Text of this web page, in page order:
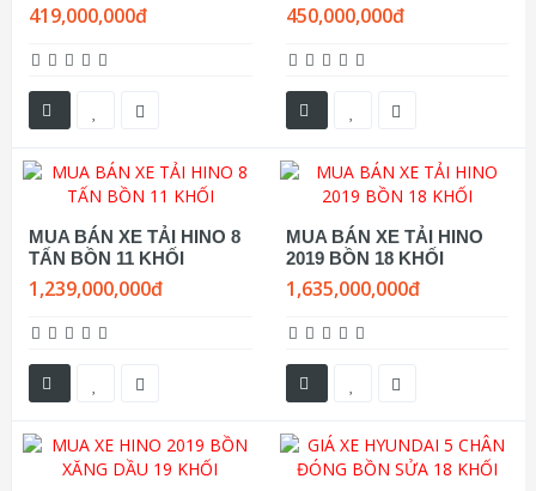
419,000,000đ 450,000,000đ
MUA BÁN XE TẢI HINO 8
TẤN BỒN 11 KHỐI
1,239,000,000đ
MUA BÁN XE TẢI HINO
2019 BỒN 18 KHỐI
1,635,000,000đ